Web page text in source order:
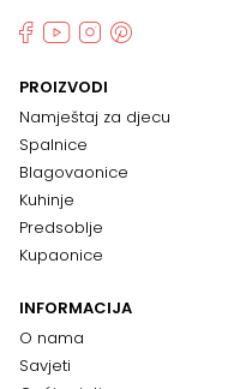
PROIZVODI
Namještaj za djecu
Spalnice
Blagovaonice
Kuhinje
Predsoblje
Kupaonice
INFORMACIJA
O nama
Savjeti